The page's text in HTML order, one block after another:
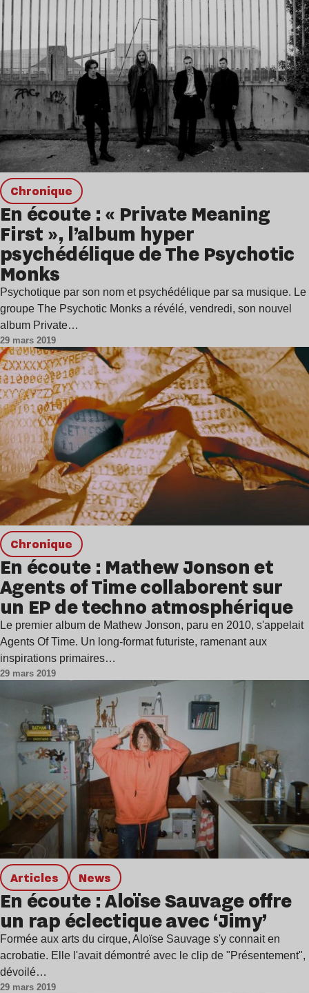
chronique
En écoute : « Private Meaning
First », l’album hyper
psychédélique de The Psychotic
Monks
Psychotique par son nom et psychédélique par sa musique. Le
groupe The Psychotic Monks a révélé, vendredi, son nouvel
album Private…
29 mars 2019
chronique
En écoute : Mathew Jonson et
Agents of Time collaborent sur
un EP de techno atmosphérique
Le premier album de Mathew Jonson, paru en 2010, s'appelait
Agents Of Time. Un long-format futuriste, ramenant aux
inspirations primaires…
29 mars 2019
Articles news
En écoute : Aloïse Sauvage offre
un rap éclectique avec ‘Jimy’
Formée aux arts du cirque, Aloïse Sauvage s'y connait en
acrobatie. Elle l'avait démontré avec le clip de "Présentement",
dévoilé…
29 mars 2019